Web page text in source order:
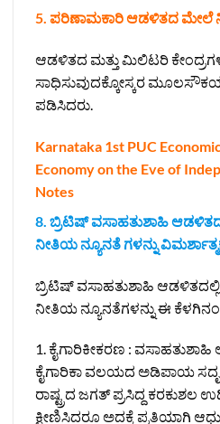
5. ಪರಿಣಾಮಕಾರಿ ಆಡಳಿತದ ಮೇಲೆ
ಆಡಳಿತದ ಮತ್ತು ಮಿಲಿಟರಿ
ಸಾಧಿಸುವುದಕ್ಕೋಸ್ಕರ
ಪಡಿಸಿದರು.
Karnataka 1st PUC
Economy on the Eve of
Notes
8. ಬ್ರಿಟಿಷ್ ವಸಾಹತುಶಾಹಿ
ನೀತಿಯ ನ್ಯೂನತೆ ಗಳನ್ನು
ಬ್ರಿಟಿಷ್ ವಸಾಹತುಶಾಹಿ ಆಡಳಿತದಲ್ಲಿ
ನೀತಿಯ ನ್ಯೂನತೆಗಳನ್ನು ಈ
1. ಕೈಗಾರಿಕೀಕರಣ :
ಕೈಗಾರಿಕಾ ವಲಯದ ಅಡಿಪಾಯ
ರಾಷ್ಟ್ರದ ಜಗತ್‌ ಪ್ರಸಿದ್ದ
ಕ್ಷೀಣಿಸಿದರೂ ಅದಕ್ಕೆ ಪ್ರತಿಯಾಗಿ